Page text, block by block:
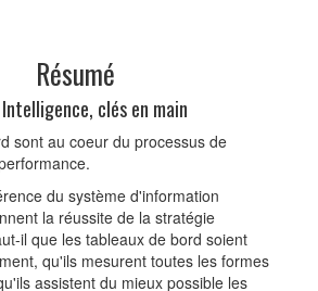
Résumé
clés en main
sont au coeur du processus de
du système d'information
la réussite de la stratégie
il que les tableaux de bord soient
qu'ils mesurent toutes les formes
assistent du mieux possible les